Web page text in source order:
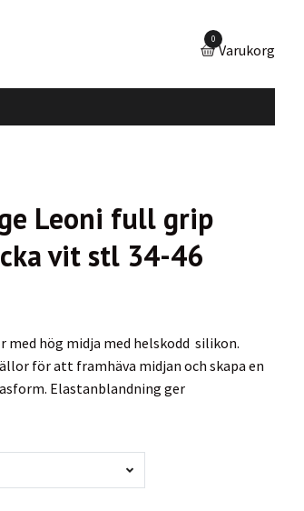
0
Varukorg
Leoni full grip
vit stl 34-46
med hög midja med helskodd silikon.
för att framhäva midjan och skapa en
Elastanblandning ger